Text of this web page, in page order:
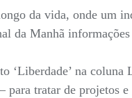
da vida, onde um
da Manhã
‘Liberdade’ na
tratar de projetos e